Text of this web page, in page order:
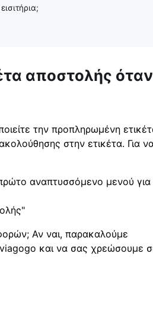
αποστολής όταν
την προπληρωμένη
στην ετικέτα. Για
αναπτυσσόμενο μενού για
Αν ναι, παρακαλούμε
και να σας χρεώσουμε